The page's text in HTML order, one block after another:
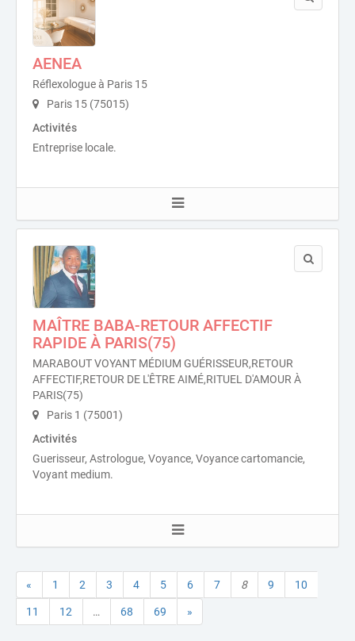
AENEA
Réflexologue à Paris 15
Paris 15 (75015)
Activités
Entreprise locale.
MAÎTRE BABA-RETOUR AFFECTIF
RAPIDE À PARIS(75)
MARABOUT VOYANT MÉDIUM GUÉRISSEUR,RETOUR
AFFECTIF,RETOUR DE L'ÊTRE AIMÉ,RITUEL D'AMOUR À
PARIS(75)
Paris 1 (75001)
Activités
Guerisseur, Astrologue, Voyance, Voyance cartomancie,
Voyant medium.
« 1 2 3 4 5 6 7 8 9 10
11 12 … 68 69 »